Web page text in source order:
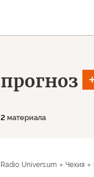
прогноз
2 материала
Radio Universum Чехия